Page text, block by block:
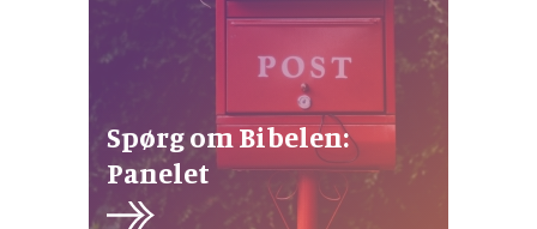
Spørg om Bibelen:
Panelet